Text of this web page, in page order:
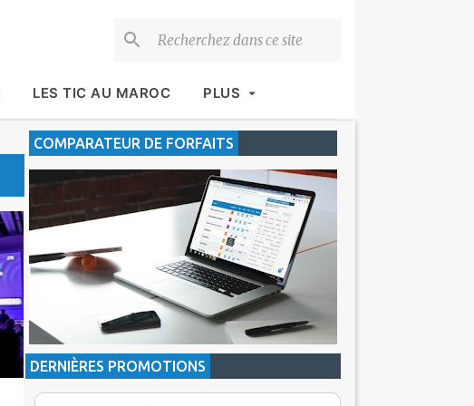
LES TIC AU MAROC PLUS
COMPARATEUR DE FORFAITS
DERNIÈRES PROMOTIONS